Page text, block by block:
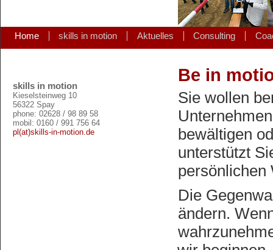
Home skills in motion Aktuelles Consulting
skills in motion
Kieselsteinweg 10
56322 Spay
phone: 02628 / 98 89 58
mobil: 0160 / 991 756 64
pl(at)skills-in-motion.de
Be in
Sie wollen
bewältigen
unterstützt
persönlichen
Die
ändern.